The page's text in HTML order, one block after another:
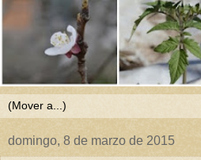
domingo, 8 de marzo de 2015